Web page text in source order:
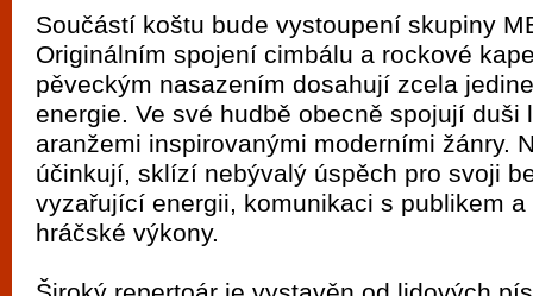
Součástí koštu bude vystoupení skupiny
Originálním spojení cimbálu a rockové
pěveckým nasazením dosahují zcela
energie. Ve své hudbě obecně spojují duši
aranžemi inspirovanými moderními žánry.
účinkují, sklízí nebývalý úspěch pro svoji
vyzařující energii, komunikaci s publikem
hráčské výkony.